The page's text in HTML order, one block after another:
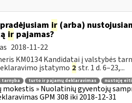
ir(arba)
irpajamas?
2018-11-22
KM0134 Kandidatai į valstybės
įstatymo 2 str. 1 d. 6–23,...
tarnyba turto ir pajamų deklaravimas nustoję
mokestis » Nuolatinių gyventojų
GPM 308 iki 2018-12-31